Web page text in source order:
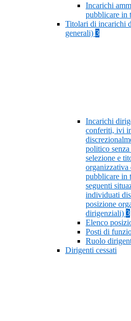
Incarichi
pubblicare in
Titolari di incarichi
generali) 3
Incarichi
conferiti, ivi
politico
selezione e
pubblicare in
seguenti
individuati
posizione
dirigenziali) 3
Elenco
Posti di
Ruolo
Dirigenti cessati